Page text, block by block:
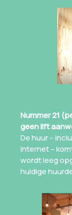
Nummer 21
geen lift
De huur –
internet –
wordt leeg
huidige